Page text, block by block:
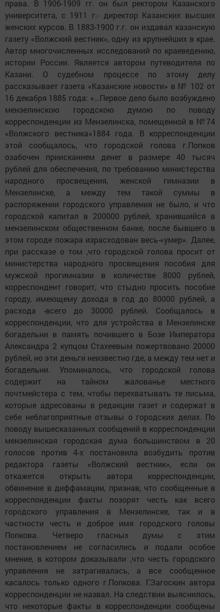
права. В 1906-1909 гг. он был ректором Казанского
университета, с 1911 г.- директор Казанских высших
женских курсов. В 1883-1900 г.г. он издавал казанскую
газету «Волжский вестник», одну из крупнейших в крае.
Автор многочисленных исследований по краеведению,
истории России. Является автором путеводителя по
Казани. О судебном процессе по этому делу
рассказывает газета «Казанские новости» в № 102 от
16 декабря 1885 года: «…Первое дело было возбуждено
мензелинскою городскою думою по поводу
корреспонденции из Мензелинска, помещенной в №74
«Волжского вестника»1884 года. В корреспонденции
этой сообщалось, что городской голова г.Попков
озабочен приисканием денег в размере 40 тысяч
рублей для обеспечения, по требованию министерства
народного просвещения, женской гимназии в
Мензелинске, а между тем такой суммы в
распоряжении городского управления не было, и что
городской капитал в 200000 рублей, хранившийся в
мензелинском общественном банке, после бывшего в
этом городе пожара израсходован весь-«умер». Далее,
при рассказе о том ,что городской голова просит от
министерства народного просвещения пособия для
мужской прогимназии в количестве 8000 рублей,
корреспондент говорит, что стыдно просить пособие
городу, имеющему дохода в год до 80000 рублей, а
расхода -всего до 30000 рублей. Сообщалось в
корреспонденции, что для устройства в Мензелинске
богадельни в память почившего в Бозе Императора
Александра 2 купцом Стахеевым пожертвовано 20000
рублей, но эти деньги неизвестно где, а между тем нет и
богадельни. Упоминалось, что городской голова
содержит на тайном жалованье местного
почтмейстера с тем, чтобы перехватывать те письма,
которые адресованы в редакции газет и содержат в
себе неблагоприятные отзывы о городских делах. По
поводу вышесказанных сообщений в корреспонденции
мензелинская городская дума большинством в 20
голосов против 4-х постановила возбудить против
редактора газеты «Волжский вестник», если он
откажется открыть автора корреспонденции,
обвинение в диффамации, признав, что сообщенные в
корреспонденции факты позорят честь как всего
городского управления в Мензелинске, так и в
частности честь и доброе имя городского головы
Попкова. Четверо гласных думы с этим
постановлением не согласились и подали особое
мнение, в котором доказывали ,что честь городского
управления не затрагивалась, а все сообщенное
касалось только одного г.Попкова. Г.Загоскин автора
корреспонденции не назвал. На следствии выяснилось,
что некоторые факты в корреспонденции сообщены